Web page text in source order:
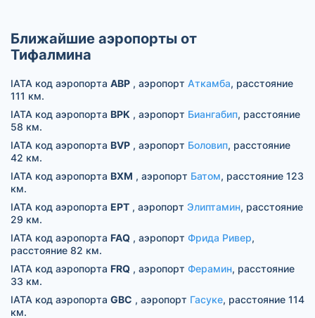
Ближайшие аэропорты от
Тифалмина
IATA код аэропорта ABP , аэропорт Аткамба, расстояние
111 км.
IATA код аэропорта BPK , аэропорт Биангабип, расстояние
58 км.
IATA код аэропорта BVP , аэропорт Боловип, расстояние
42 км.
IATA код аэропорта BXM , аэропорт Батом, расстояние 123
км.
IATA код аэропорта EPT , аэропорт Элиптамин, расстояние
29 км.
IATA код аэропорта FAQ , аэропорт Фрида Ривер,
расстояние 82 км.
IATA код аэропорта FRQ , аэропорт Ферамин, расстояние
33 км.
IATA код аэропорта GBC , аэропорт Гасуке, расстояние 114
км.